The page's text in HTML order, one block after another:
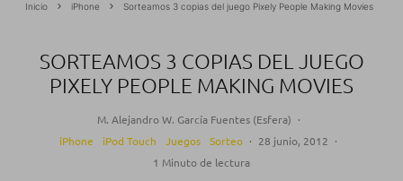
Inicio iPhone Sorteamos 3 copias del juego Pixely People Making Movies
SORTEAMOS 3 COPIAS DEL JUEGO
PIXELY PEOPLE MAKING MOVIES
M. Alejandro W. García Fuentes (Esfera) ·
iPhone
iPod Touch Juegos Sorteo · 28 junio, 2012 ·
1 Minuto de lectura